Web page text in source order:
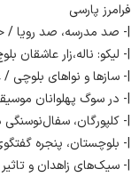
فرامرز پارسی
|- ‌صد‌ مدرسه، ‌صد‌ رویا /
|- ‌لیکو:‌ ناله،‌زار ‌عاشقان
|- ‌سازها ‌و ‌نواهای ‌بلوچی /
|- ‌در ‌سوگ‌ پهلوانان
|- ‌کلپور‌گان،
|- ‌بلوچستان، ‌پنجره
|- ‌سیک‌های ‌زاهدان ‌و‌ تاثیر‌